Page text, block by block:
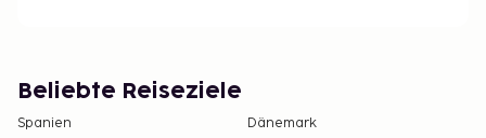
Endreinigung Vom Kunden auszuführen oder am Ort
zu bezahlen, € 50. Bettwäsche Einschl. Handtücher
Beliebte Reiseziele
Spanien
Dänemark